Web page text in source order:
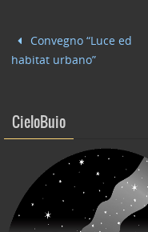
b
o
k
dI
Convegno “Luce ed
habitat urbano”
CieloBuio